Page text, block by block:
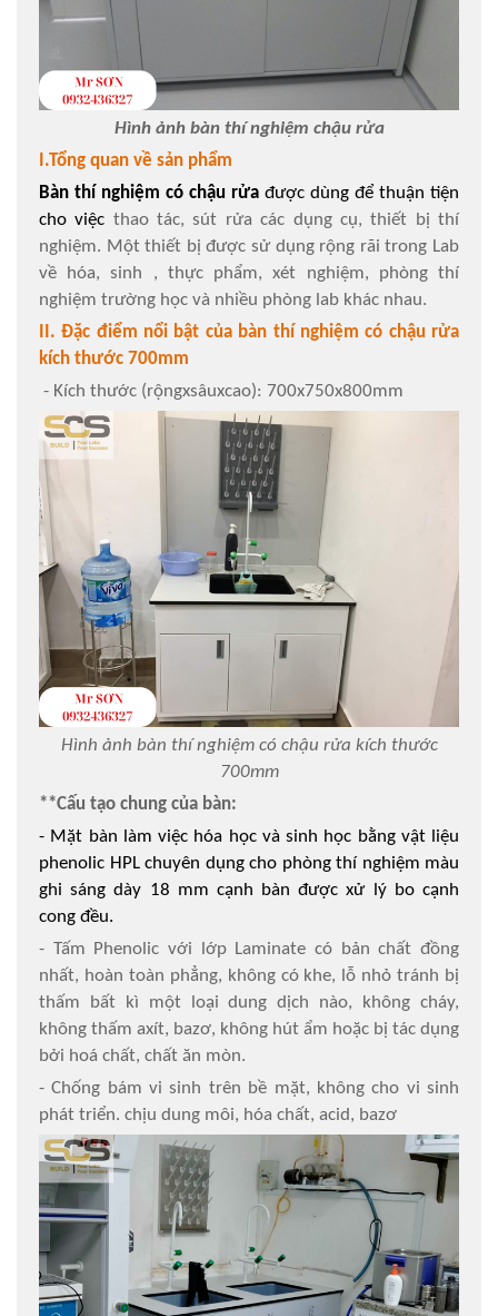
Hình ảnh bàn thí nghiệm chậu rửa
I.Tổng quan về sản phẩm
Bàn thí nghiệm có chậu rửa được dùng để thuận tiện
cho việc thao tác, sút rửa các dụng cụ, thiết bị thí
nghiệm. Một thiết bị được sử dụng rộng rãi trong Lab
về hóa, sinh , thực phẩm, xét nghiệm, phòng thí
nghiệm trường học và nhiều phòng lab khác nhau.
II. Đặc điểm nổi bật của bàn thí nghiệm có chậu rửa
kích thước 700mm
- Kích thước (rộngxsâuxcao): 700x750x800mm
Hình ảnh bàn thí nghiệm có chậu rửa kích thước
700mm
**Cấu tạo chung của bàn:
- Mặt bàn làm việc hóa học và sinh học bằng vật liệu
phenolic HPL chuyên dụng cho phòng thí nghiệm màu
ghi sáng dày 18 mm cạnh bàn được xử lý bo cạnh
cong đều.
- Tấm Phenolic với lớp Laminate có bản chất đồng
nhất, hoàn toàn phẳng, không có khe, lỗ nhỏ tránh bị
thấm bất kì một loại dung dịch nào, không cháy,
không thấm axít, bazơ, không hút ẩm hoặc bị tác dụng
bởi hoá chất, chất ăn mòn.
- Chống bám vi sinh trên bề mặt, không cho vi sinh
phát triển. chịu dung môi, hóa chất, acid, bazơ